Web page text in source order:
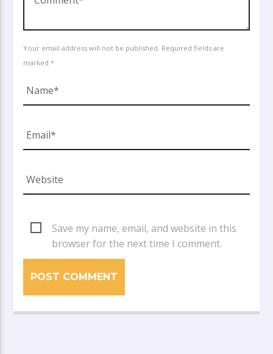
Your email address will not be published. Required fields are
marked *
Save my name, email, and website in this
browser for the next time I comment.